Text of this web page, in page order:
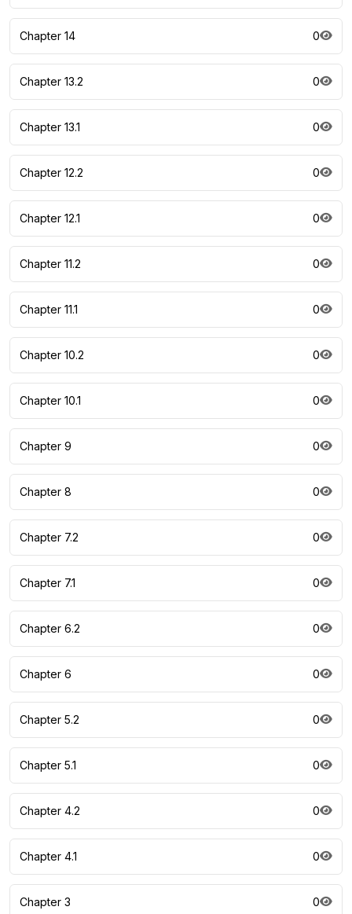
Chapter 14 0
Chapter 13.2 0
Chapter 13.1 0
Chapter 12.2 0
Chapter 12.1 0
Chapter 11.2 0
Chapter 11.1 0
Chapter 10.2 0
Chapter 10.1 0
Chapter 9 0
Chapter 8 0
Chapter 7.2 0
Chapter 7.1 0
Chapter 6.2 0
Chapter 6 0
Chapter 5.2 0
Chapter 5.1 0
Chapter 4.2 0
Chapter 4.1 0
Chapter 3 0